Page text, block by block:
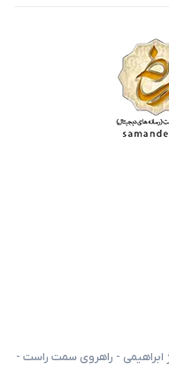
ابراهیمی - راهروی سمت راست -